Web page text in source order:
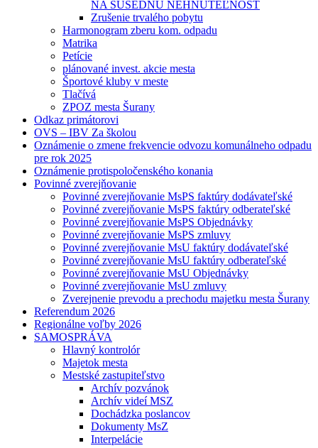
NA SUSEDNÚ NEHNUTEĽNOSŤ
Zrušenie trvalého pobytu
Harmonogram zberu kom. odpadu
Matrika
Petície
plánované invest. akcie mesta
Športové kluby v meste
Tlačívá
ZPOZ mesta Šurany
Odkaz primátorovi
OVS – IBV Za školou
Oznámenie o zmene frekvencie odvozu komunálneho odpadu
pre rok 2025
Oznámenie protispoločenského konania
Povinné zverejňovanie
Povinné zverejňovanie MsPS faktúry dodávateľské
Povinné zverejňovanie MsPS faktúry odberateľské
Povinné zverejňovanie MsPS Objednávky
Povinné zverejňovanie MsPS zmluvy
Povinné zverejňovanie MsU faktúry dodávateľské
Povinné zverejňovanie MsU faktúry odberateľské
Povinné zverejňovanie MsU Objednávky
Povinné zverejňovanie MsU zmluvy
Zverejnenie prevodu a prechodu majetku mesta Šurany
Referendum 2026
Regionálne voľby 2026
SAMOSPRÁVA
Hlavný kontrolór
Majetok mesta
Mestské zastupiteľstvo
Archív pozvánok
Archív videí MSZ
Dochádzka poslancov
Dokumenty MsZ
Interpelácie